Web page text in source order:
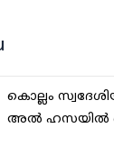
കൊല്ലം
അല്‍ ഹസയില്‍